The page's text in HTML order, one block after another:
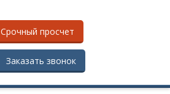
Срочный просчет
Заказать звонок